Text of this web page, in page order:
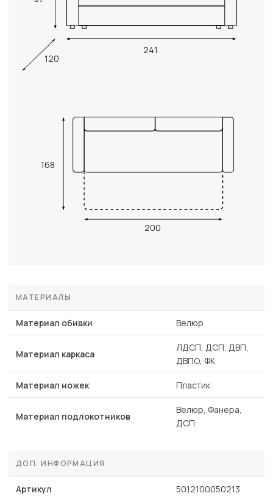
241
120
168
200
МАТЕРИАЛЫ
Материал обивки Велюр
Материал каркаса
ЛДСП, ДСП, ДВП,
ДВПО, ФК
Материал ножек Пластик
Материал подлокотников
Велюр, Фанера,
ДСП
ДОП. ИНФОРМАЦИЯ
Артикул 5012100050213